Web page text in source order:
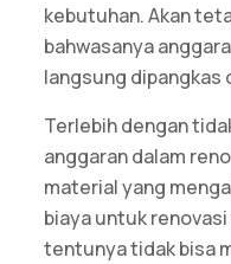
kebutuhan. Akan
bahwasanya
langsung dipangkas
Terlebih dengan
anggaran dalam
material yang
biaya untuk
tentunya tidak bisa